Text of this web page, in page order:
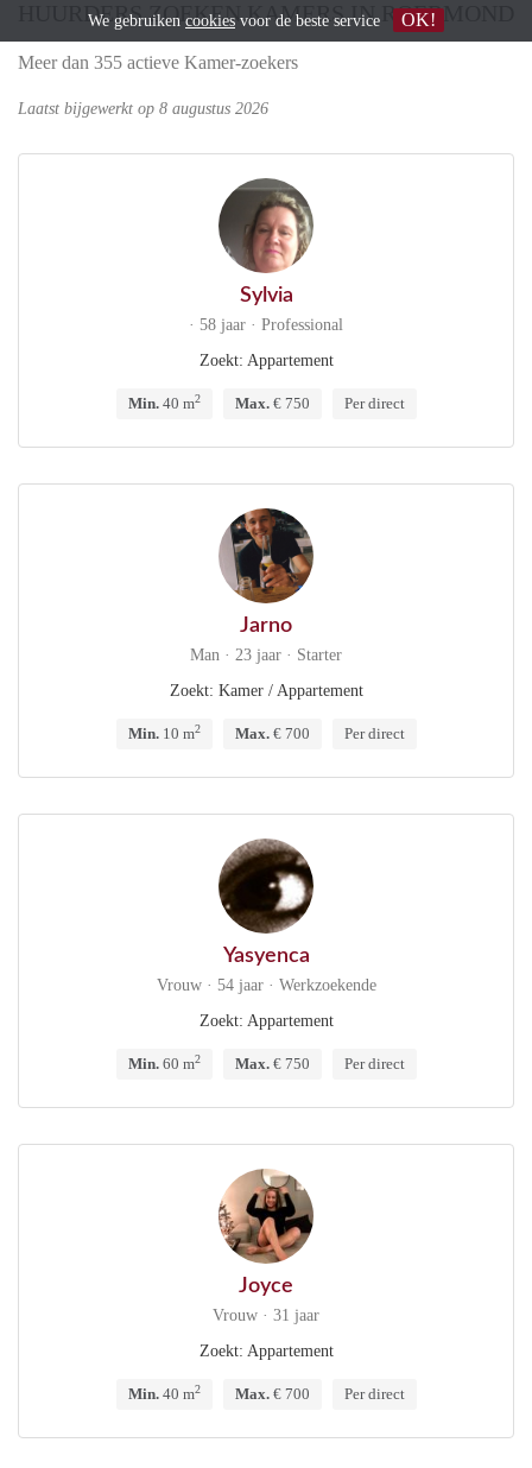
HUURDERS ZOEKEN KAMERS IN ROERMOND
Meer dan 355 actieve Kamer-zoekers
Laatst bijgewerkt op 8 augustus 2026
Sylvia
· 58 jaar · Professional
Zoekt: Appartement
Min.40 m2 Max.€ 750 Per direct
Jarno
Man · 23 jaar · Starter
Zoekt: Kamer / Appartement
Min.10 m2 Max.€ 700 Per direct
Yasyenca
Vrouw · 54 jaar · Werkzoekende
Zoekt: Appartement
Min.60 m2 Max.€ 750 Per direct
Joyce
Vrouw · 31 jaar
Zoekt: Appartement
Min.40 m2 Max.€ 700 Per direct
We gebruiken cookies voor de beste service OK!